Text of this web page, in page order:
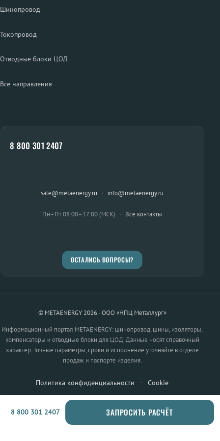
Шинопровод
Токопровод
Отводные блоки ЦОД
Все направления
8 800 301 2407
sale@metaenergy.ru · info@metaenergy.ru
Пн–Пт 08:00–17:00 (МСК) · Все контакты
ОСТАЛИСЬ ВОПРОСЫ?
© METAENERGY 2026 · ООО «НПЦ Металлург»
Информационный портал METAENERGY: шинопровод, шины, изоляторы,
компенсаторы и отводные блоки для ЦОД. Данные носят справочный
характер. Точные параметры, сроки и исполнение уточняйте в отделе
продаж и паспорте изделия.
Политика конфиденциальности · Cookie
8 800 301 2407 ЗАПРОСИТЬ РАСЧЁТ